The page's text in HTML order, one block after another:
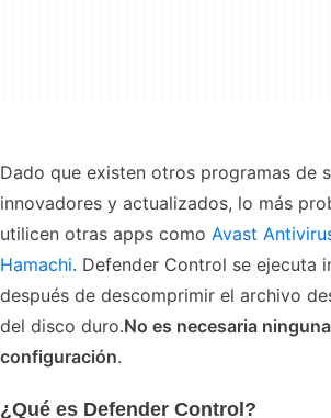
Dado que existen otros programas de
innovadores y actualizados, lo más
utilicen otras apps como Avast
Hamachi. Defender Control se ejecuta
después de descomprimir el archivo
del disco duro.No es necesaria
configuración.
¿Qué es Defender Control?